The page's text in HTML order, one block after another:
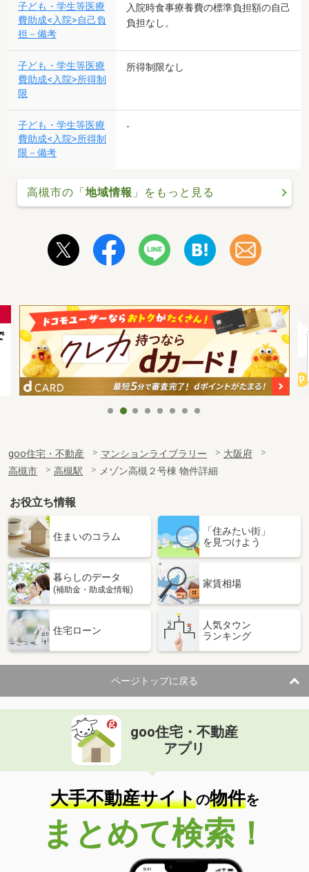
子ども・学生等医療
費助成<入院>自己負
担－備考
入院時食事療養費の標準負担額の自己
負担なし。
子ども・学生等医療
費助成<入院>所得制
限
所得制限なし
子ども・学生等医療
費助成<入院>所得制
限－備考
-
高槻市の「地域情報 」をもっと見る
goo住宅・不動産 マンションライブラリー
大阪府
高槻市
高槻駅 メゾン高槻２号棟 物件詳細
お役立ち情報
住まいのコラム
「住みたい街」
を見つけよう
暮らしのデータ
(補助金・助成金情報)
家賃相場
住宅ローン
人気タウン
ランキング
ページトップに戻る
goo住宅・不動産
アプリ
大手不動産サイトの物件を
まとめて検索！